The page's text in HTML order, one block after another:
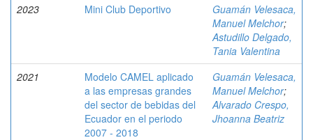
2023 Mini Club Deportivo
Guamán Velesaca,
Manuel Melchor;
Astudillo Delgado,
Tania Valentina
2021
Modelo CAMEL aplicado
a las empresas grandes
del sector de bebidas del
Ecuador en el periodo
2007 - 2018
Guamán Velesaca,
Manuel Melchor;
Alvarado Crespo,
Jhoanna Beatriz